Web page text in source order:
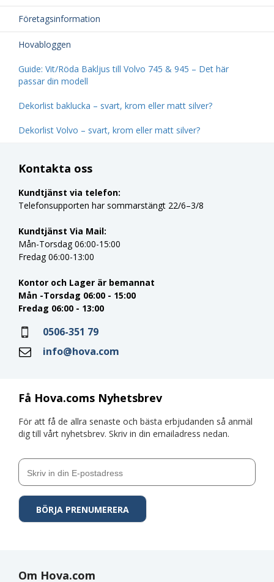
Företagsinformation
Hovabloggen
Guide: Vit/Röda Bakljus till Volvo 745 & 945 – Det här
passar din modell
Dekorlist baklucka – svart, krom eller matt silver?
Dekorlist Volvo – svart, krom eller matt silver?
Få Hova.coms Nyhetsbrev
För att få de allra senaste och bästa erbjudanden så anmäl
dig till vårt nyhetsbrev. Skriv in din emailadress nedan.
Kontakta oss
Kundtjänst via telefon:
Telefonsupporten har sommarstängt 22/6–3/8
Kundtjänst Via Mail:
Mån-Torsdag 06:00-15:00
Fredag 06:00-13:00
Kontor och Lager är bemannat
Mån -Torsdag 06:00 - 15:00
Fredag 06:00 - 13:00
0506-351 79
info@hova.com
Om Hova.com